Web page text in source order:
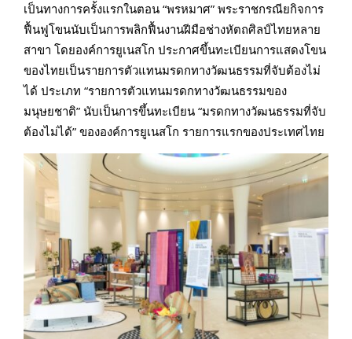
เป็นทางการครั้งแรกในตอน “พรหมาศ” พระราชกรณียกิจการ
ฟื้นฟูโขนนับเป็นการพลิกฟื้นงานฝีมือช่างหัตถศิลป์ไทยหลาย
สาขา โดยองค์การยูเนสโก ประกาศขึ้นทะเบียนการแสดงโขน
ของไทยเป็นรายการตัวแทนมรดกทางวัฒนธรรมที่จับต้องไม่
ได้ ประเภท “รายการตัวแทนมรดกทางวัฒนธรรมของ
มนุษยชาติ” นับเป็นการขึ้นทะเบียน “มรดกทางวัฒนธรรมที่จับ
ต้องไม่ได้” ขององค์การยูเนสโก รายการแรกของประเทศไทย